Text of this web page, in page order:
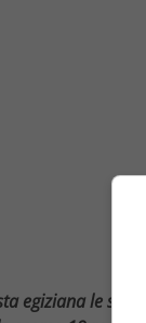
egiziana le